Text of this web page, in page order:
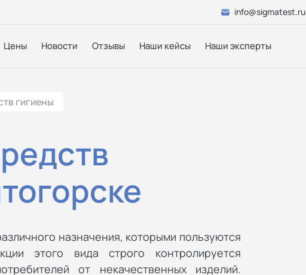
info@sigmatest.ru
Цены Новости Отзывы Наши кейсы Наши эксперты
гигиены
назначения, которыми пользуются
этого вида строго контролируется
от некачественных изделий.